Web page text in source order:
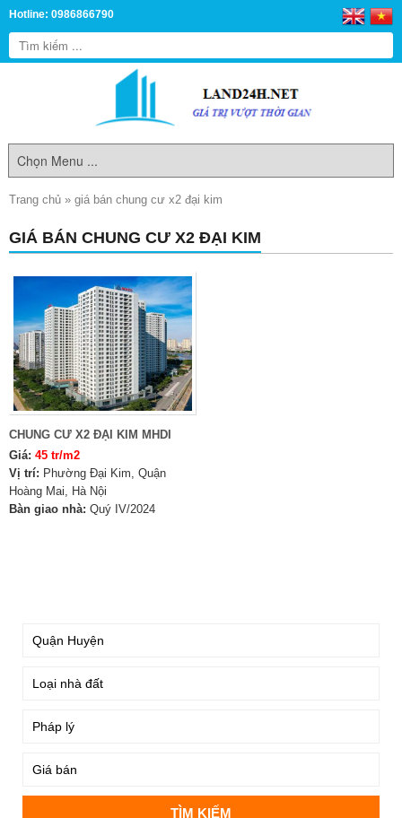
Hotline: 0986866790
Trang chủ » giá bán chung cư x2 đại kim
GIÁ BÁN CHUNG CƯ X2 ĐẠI KIM
CHUNG CƯ X2 ĐẠI KIM MHDI
Giá: 45 tr/m2
Vị trí: Phường Đại Kim, Quận
Hoàng Mai, Hà Nội
Bàn giao nhà: Quý IV/2024